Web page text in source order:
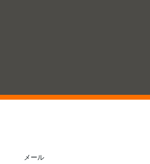
メール